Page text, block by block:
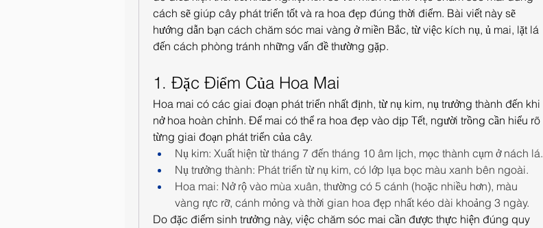
cách sẽ giúp cây phát triển tốt và ra hoa đẹp đúng thời điểm. Bài viết này sẽ
hướng dẫn bạn cách chăm sóc mai vàng ở miền Bắc, từ việc kích nụ, ủ mai, lặt lá
đến cách phòng tránh những vấn đề thường gặp.
1. Đặc Điểm Của Hoa Mai
Hoa mai có các giai đoạn phát triển nhất định, từ nụ kim, nụ trưởng thành đến khi
nở hoa hoàn chỉnh. Để mai có thể ra hoa đẹp vào dịp Tết, người trồng cần hiểu rõ
từng giai đoạn phát triển của cây.
Nụ kim: Xuất hiện từ tháng 7 đến tháng 10 âm lịch, mọc thành cụm ở nách lá.
Nụ trưởng thành: Phát triển từ nụ kim, có lớp lụa bọc màu xanh bên ngoài.
Hoa mai: Nở rộ vào mùa xuân, thường có 5 cánh (hoặc nhiều hơn), màu
vàng rực rỡ, cánh mỏng và thời gian hoa đẹp nhất kéo dài khoảng 3 ngày.
Do đặc điểm sinh trưởng này, việc chăm sóc mai cần được thực hiện đúng quy